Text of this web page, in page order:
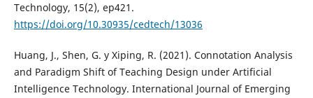
Technology, 15(2), ep421.
https://doi.org/10.30935/cedtech/13036
Huang, J., Shen, G. y Xiping, R. (2021). Connotation Analysis
and Paradigm Shift of Teaching Design under Artificial
Intelligence Technology. International Journal of Emerging